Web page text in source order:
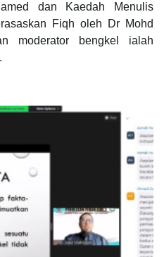
dan Kaedah Menulis
Fiqh oleh Dr Mohd
moderator bengkel ialah